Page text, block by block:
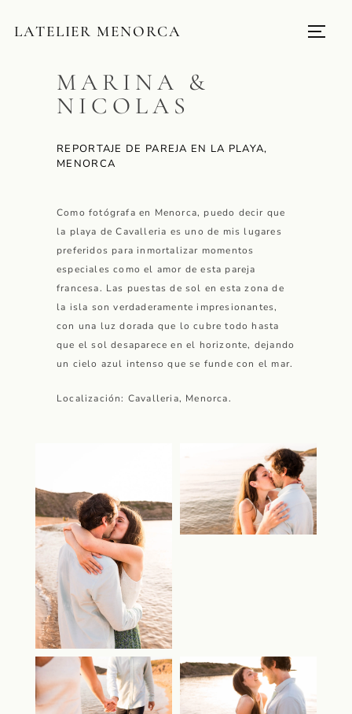
LATELIER MENORCA
MARINA &
NICOLAS
REPORTAJE DE PAREJA EN LA PLAYA,
MENORCA
Como fotógrafa en Menorca, puedo decir que
la playa de Cavalleria es uno de mis lugares
preferidos para inmortalizar momentos
especiales como el amor de esta pareja
francesa. Las puestas de sol en esta zona de
la isla son verdaderamente impresionantes,
con una luz dorada que lo cubre todo hasta
que el sol desaparece en el horizonte, dejando
un cielo azul intenso que se funde con el mar.
Localización: Cavalleria, Menorca.